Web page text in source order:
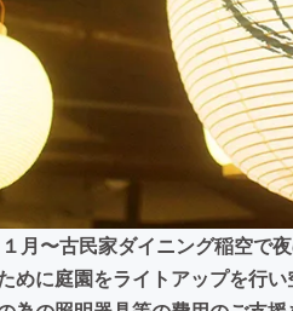
月〜古民家ダイニング稲空で
めに庭園をライトアップを行